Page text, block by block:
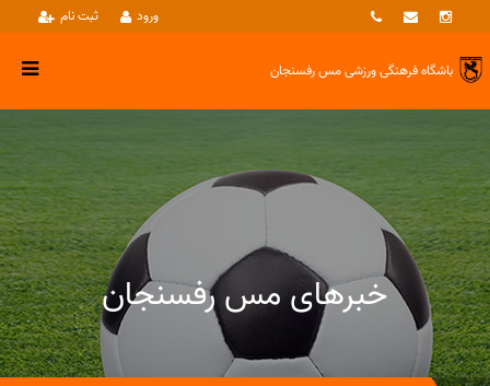
ثبت نام ورود
باشگاه فرهنگی ورزشیمس رفسنجان
خبرهای مس رفسنجان